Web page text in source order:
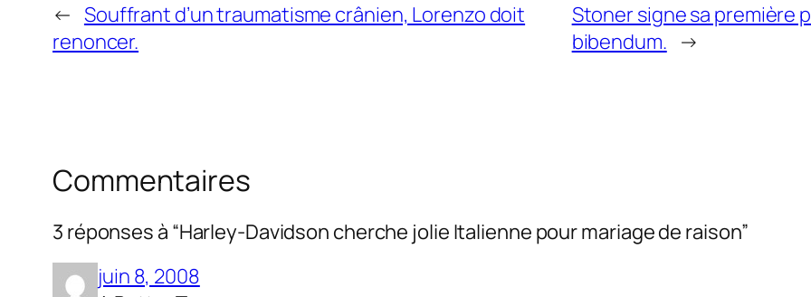
← Souffrant d’un traumatisme crânien, Lorenzo doit
renoncer.
Stoner signe sa première
bibendum. →
Commentaires
3 réponses à “Harley-Davidson cherche jolie Italienne pour mariage de raison”
juin 8, 2008